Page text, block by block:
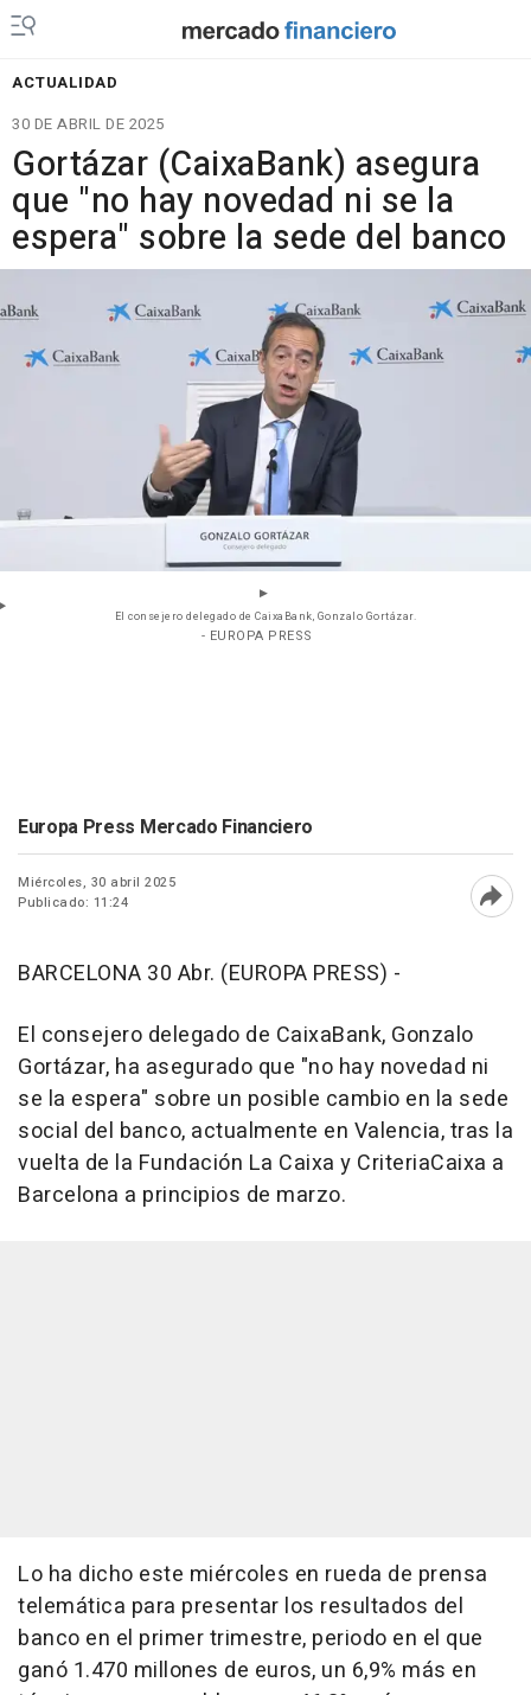
ACTUALIDAD
30 DE ABRIL DE 2025
Gortázar (CaixaBank) asegura
que "no hay novedad ni se la
espera" sobre la sede del banco
El consejero delegado de CaixaBank, Gonzalo Gortázar.
- EUROPA PRESS
Europa Press Mercado Financiero
Miércoles, 30 abril 2025
Publicado: 11:24
BARCELONA 30 Abr. (EUROPA PRESS) -
El consejero delegado de CaixaBank, Gonzalo
Gortázar, ha asegurado que "no hay novedad ni
se la espera" sobre un posible cambio en la sede
social del banco, actualmente en Valencia, tras la
vuelta de la Fundación La Caixa y CriteriaCaixa a
Barcelona a principios de marzo.
Lo ha dicho este miércoles en rueda de prensa
telemática para presentar los resultados del
banco en el primer trimestre, periodo en el que
ganó 1.470 millones de euros, un 6,9% más en